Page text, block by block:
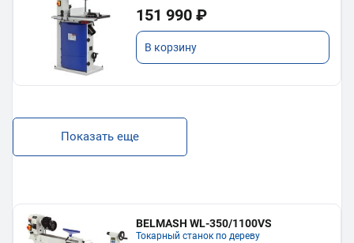
151 990 ₽
В корзину
Показать еще
BELMASH WL-350/1100VS
Токарный станок по дереву